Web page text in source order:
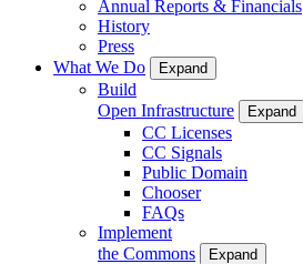
Annual Reports & Financials
History
Press
What We Do
Expand
Build
Open Infrastructure
Expand
CC Licenses
CC Signals
Public Domain
Chooser
FAQs
Implement
the Commons
Expand